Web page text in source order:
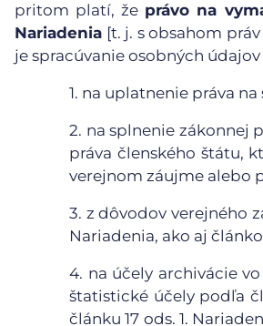
pritom platí, že právo na
Nariadenia [t. j. s obsahom
je spracúvanie osobných
1. na uplatnenie práva
2. na splnenie zákonnej
práva členského štátu,
verejnom záujme alebo
3. z dôvodov verejného
Nariadenia, ako aj
4. na účely archivácie
štatistické účely podľa
článku 17 ods. 1.